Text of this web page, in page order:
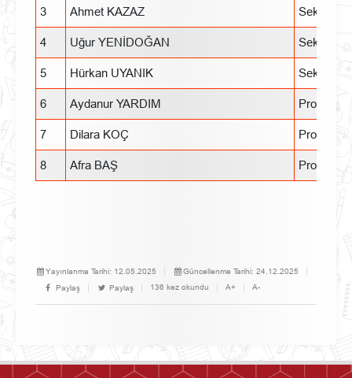
3 Ahmet KAZAZ Sektör
4 Uğur YENİDOĞAN Sektör
5 Hürkan UYANIK Sektör
6 Aydanur YARDIM Program
7 Dilara KOÇ Program
8 Afra BAŞ Program
Yayınlanma Tarihi: 12.05.2025 Güncellenme Tarihi: 24.12.2025
Paylaş
Paylaş 136 kez okundu A+ A-